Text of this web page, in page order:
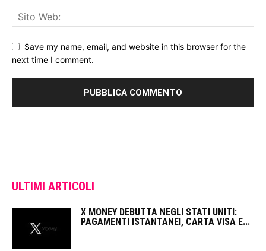
Save my name, email, and website in this browser for the
next time I comment.
ULTIMI ARTICOLI
X MONEY DEBUTTA NEGLI STATI UNITI:
PAGAMENTI ISTANTANEI, CARTA VISA E...